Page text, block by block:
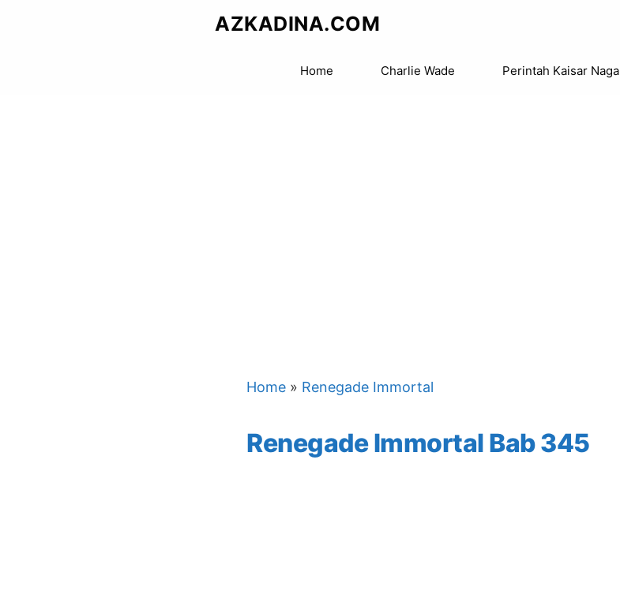
AZKADINA.COM
Home Charlie Wade Perintah Kaisar Naga
Home » Renegade Immortal
Renegade Immortal Bab 345